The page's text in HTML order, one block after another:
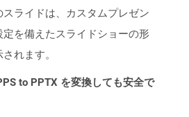
ライドは、カスタムプレゼン
定を備えたスライドショーの形
れます。
to PPTX を変換しても安全で